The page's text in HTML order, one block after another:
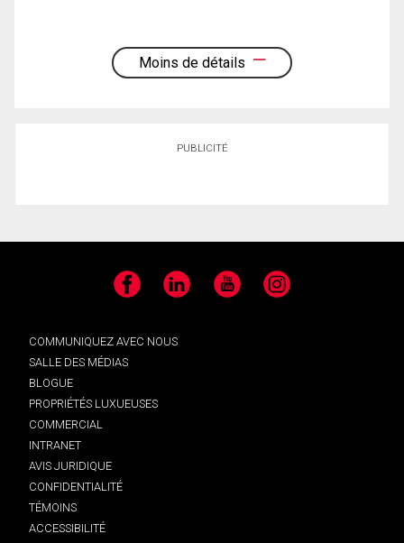
Moins de détails
PUBLICITÉ
Facebook LinkedIn YouTube Instagram
COMMUNIQUEZ AVEC NOUS
SALLE DES MÉDIAS
BLOGUE
PROPRIÉTÉS LUXUEUSES
COMMERCIAL
INTRANET
AVIS JURIDIQUE
CONFIDENTIALITÉ
TÉMOINS
ACCESSIBILITÉ